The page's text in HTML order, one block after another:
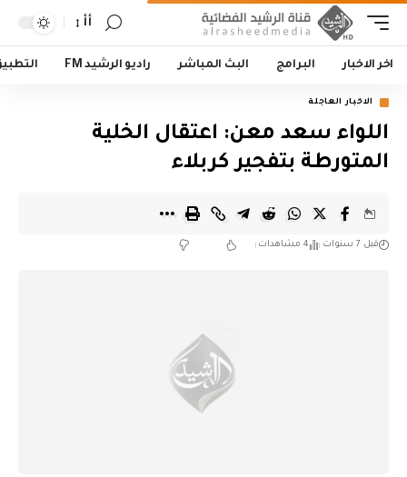
أأ
اخر الاخبار البرامج البث المباشر راديو الرشيد FM
الاخبار العاجلة
اللواء سعد معن: اعتقال الخلية
المتورطة بتفجير كربلاء
قبل 7 سنوات 4 مشاهدات